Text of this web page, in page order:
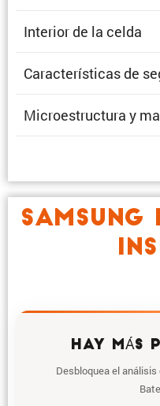
Interior de la celda
Carac­te­rís­ticas de
Micro­es­truc­tura y
SAMSUNG
HAY MÁS
Desbloquea el